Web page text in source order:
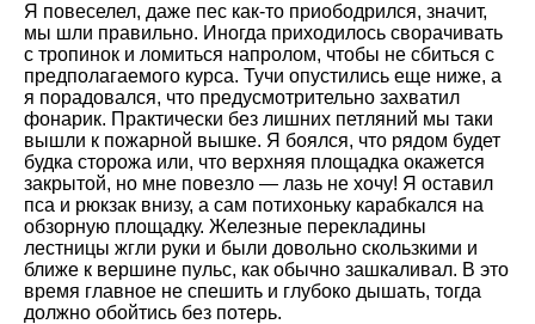
Я повеселел, даже пес как-то приободрился, значит,
мы шли правильно. Иногда приходилось сворачивать
с тропинок и ломиться напролом, чтобы не сбиться с
предполагаемого курса. Тучи опустились еще ниже, а
я порадовался, что предусмотрительно захватил
фонарик. Практически без лишних петляний мы таки
вышли к пожарной вышке. Я боялся, что рядом будет
будка сторожа или, что верхняя площадка окажется
закрытой, но мне повезло — лазь не хочу! Я оставил
пса и рюкзак внизу, а сам потихоньку карабкался на
обзорную площадку. Железные перекладины
лестницы жгли руки и были довольно скользкими и
ближе к вершине пульс, как обычно зашкаливал. В это
время главное не спешить и глубоко дышать, тогда
должно обойтись без потерь.